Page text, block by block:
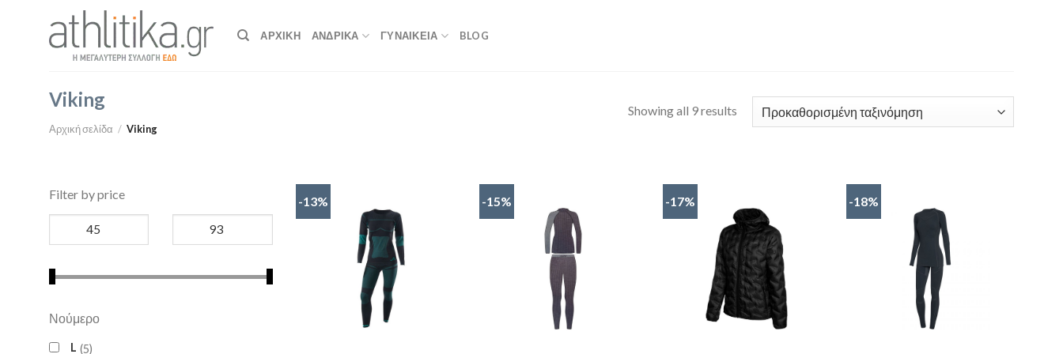
ΑΡΧΙΚΉ ΑΝΔΡΙΚΑ ΓΥΝΑΙΚΕΙΑ BLOG
Viking
Αρχική σελίδα / Viking
Showing all 9 results
Filter by price
Νούμερο
L 5
-13% -15% -17% -18%